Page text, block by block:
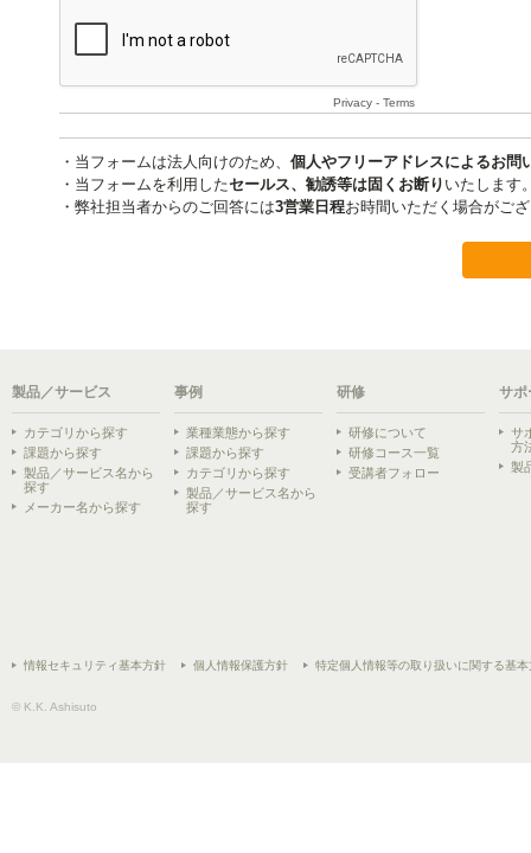
製品／サービス
カテゴリから探す
課題から探す
製品／サービス名から
探す
メーカー名から探す
事例
業種業態から探す
課題から探す
カテゴリから探す
製品／サービス名から
探す
研修
研修について
研修コース一覧
受講者フォロー
サポ
サ
方
製
情報セキュリティ基本方針 個人情報保護方針 特定個人情報等の取り扱いに関する基本
© K.K. Ashisuto